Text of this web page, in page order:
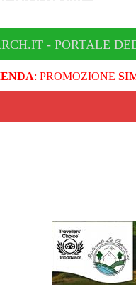
- PORTALE
: PROMOZIONE